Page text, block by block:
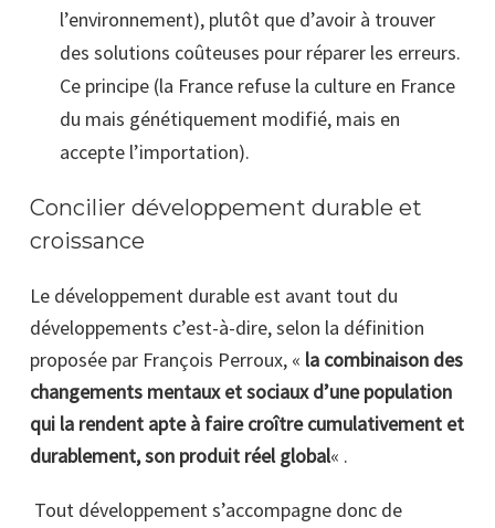
l’environnement), plutôt que d’avoir à trouver
des solutions coûteuses pour réparer les erreurs.
Ce principe (la France refuse la culture en France
du mais génétiquement modifié, mais en
accepte l’importation).
Concilier développement durable et
croissance
Le développement durable est avant tout du
développements c’est-à-dire, selon la définition
proposée par François Perroux, « la combinaison des
changements mentaux et sociaux d’une population
qui la rendent apte à faire croître cumulativement et
durablement, son produit réel global« .
Tout développement s’accompagne donc de